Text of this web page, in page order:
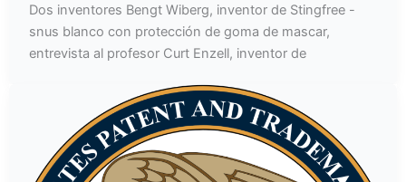
Dos inventores Bengt Wiberg, inventor de Stingfree -
snus blanco con protección de goma de mascar,
entrevista al profesor Curt Enzell, inventor de